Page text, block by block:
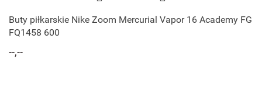
Buty piłkarskie Nike Zoom Mercurial Vapor 16 Academy FG
FQ1458 600
--,--